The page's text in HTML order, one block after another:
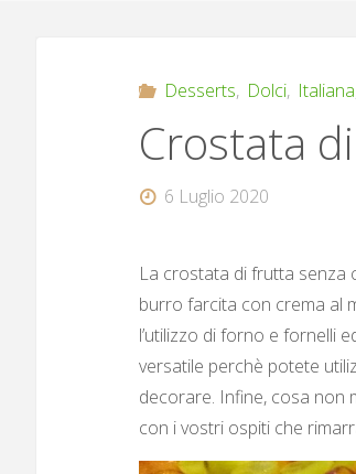
Desserts, Dolci, Italiana
Crostata
6 Luglio 2020
La crostata di frutta senza
burro farcita con crema al
l’utilizzo di forno e fornelli
versatile perchè potete
decorare. Infine, cosa non
con i vostri ospiti che